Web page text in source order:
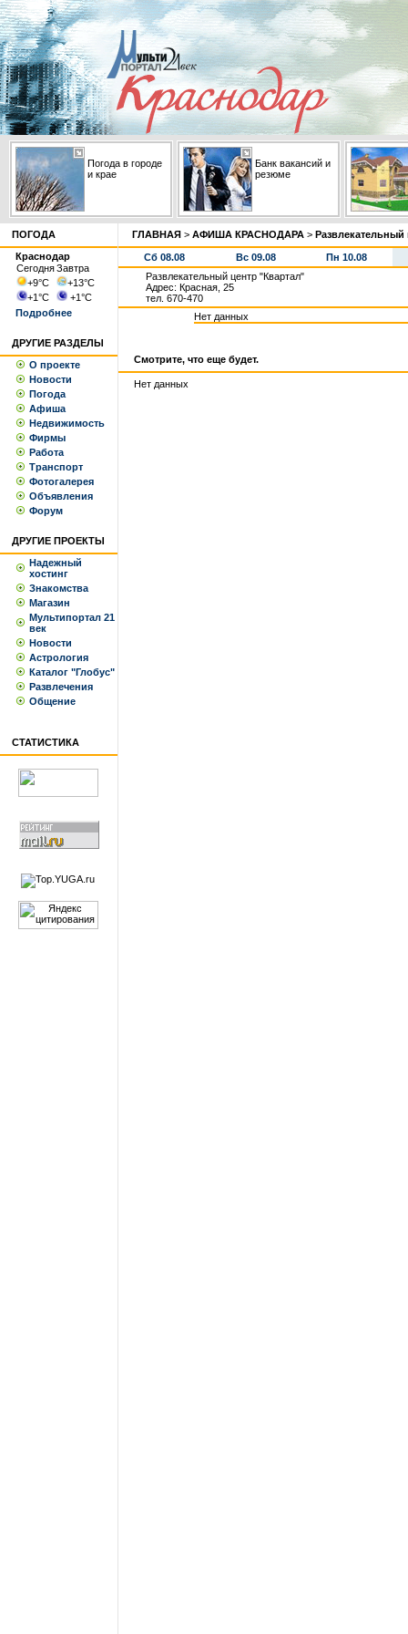
Погода в городе
и крае
Банк вакансий и
резюме
ПОГОДА
Краснодар
СегодняЗавтра
+9°С +13°С
+1°С +1°С
Подробнее
ДРУГИЕ РАЗДЕЛЫ
О проекте
Новости
Погода
Афиша
Недвижимость
Фирмы
Работа
Транспорт
Фотогалерея
Объявления
Форум
ДРУГИЕ ПРОЕКТЫ
Надежный
хостинг
Знакомства
Магазин
Мультипортал 21
век
Новости
Астрология
Каталог "Глобус"
Развлечения
Общение
СТАТИСТИКА
ГЛАВНАЯ > АФИША КРАСНОДАРА > Развлекательный
Сб 08.08 Вс 09.08
Пн 10.08
Развлекательный центр "Квартал"
Адрес: Красная, 25
тел. 670-470
Нет данных
Смотрите, что еще будет.
Нет данных